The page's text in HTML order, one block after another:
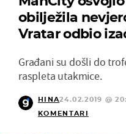
obilježila
Vratar odbio
Građani su došli do
raspleta utakmice.
HINA24.02.2019 @
KOMENTARI